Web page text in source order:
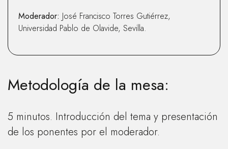
Moderador: José Francisco Torres Gutiérrez,
Universidad Pablo de Olavide, Sevilla.
Metodología de la mesa:
5 minutos. Introducción del tema y presentación
de los ponentes por el moderador.